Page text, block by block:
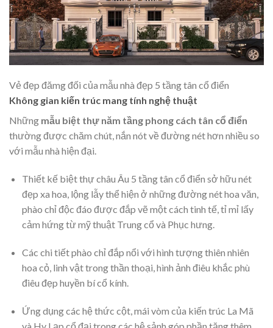
Vẻ đẹp đămg đối của mẫu nhà đẹp 5 tầng tân cổ điển
Không gian kiến trúc mang tính nghệ thuật
Những mẫu biệt thự năm tầng phong cách tân cổ điển
thường được chăm chút, nắn nót về đường nét hơn nhiều so
với mẫu nhà hiện đại.
Thiết kế biệt thự châu Âu 5 tầng tân cổ điển sở hữu nét
đẹp xa hoa, lộng lẫy thể hiện ở những đường nét hoa văn,
phào chỉ độc đáo được đắp vẽ một cách tinh tế, tỉ mỉ lấy
cảm hứng từ mỹ thuật Trung cổ và Phục hưng.
Các chi tiết phào chỉ đắp nổi với hình tượng thiên nhiên
hoa cỏ, linh vật trong thần thoại, hình ảnh điêu khắc phù
điêu đẹp huyền bí cổ kính.
Ứng dụng các hệ thức cột, mái vòm của kiến trúc La Mã